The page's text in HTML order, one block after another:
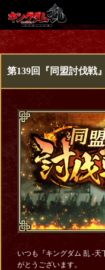
第139回『同盟討伐戦
いつも『キングダム 乱 -天
がとうございます。